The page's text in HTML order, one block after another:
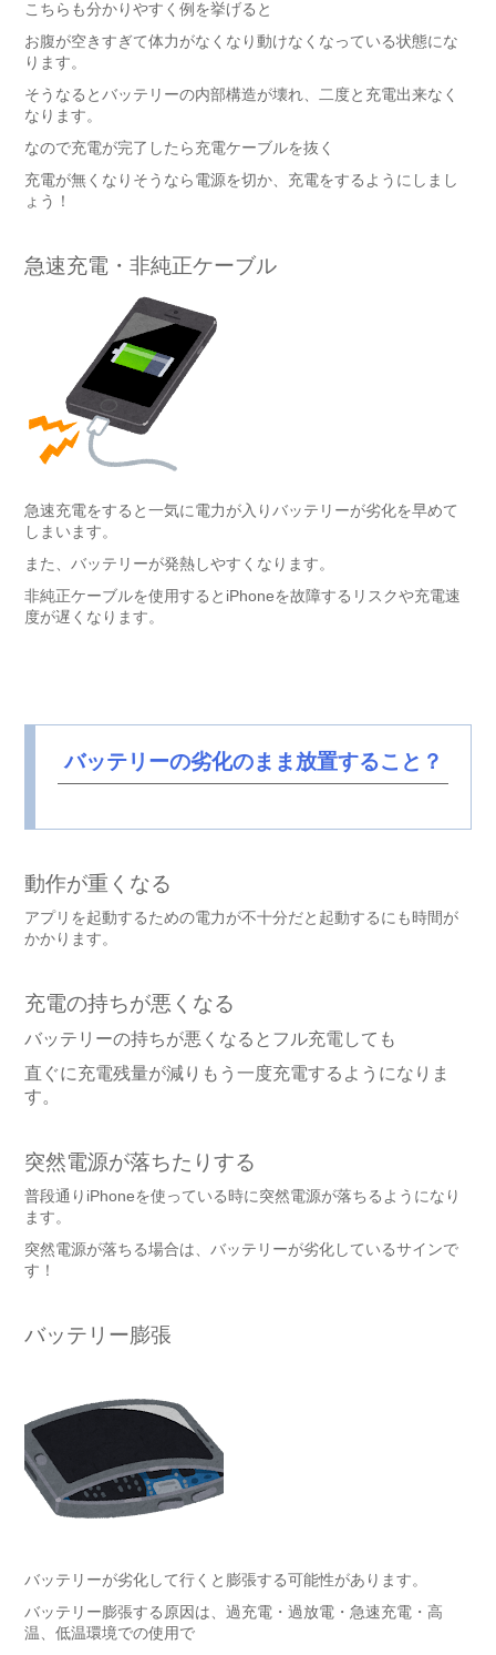
こちらも分かりやすく例を挙げると
お腹が空きすぎて体力がなくなり動けなくなっている状態にな
ります。
そうなるとバッテリーの内部構造が壊れ、二度と充電出来なく
なります。
なので充電が完了したら充電ケーブルを抜く
充電が無くなりそうなら電源を切か、充電をするようにしまし
ょう！
急速充電・非純正ケーブル
急速充電をすると一気に電力が入りバッテリーが劣化を早めて
しまいます。
また、バッテリーが発熱しやすくなります。
非純正ケーブルを使用するとiPhoneを故障するリスクや充電速
度が遅くなります。
バッテリーの劣化のまま放置すること？
動作が重くなる
アプリを起動するための電力が不十分だと起動するにも時間が
かかります。
充電の持ちが悪くなる
バッテリーの持ちが悪くなるとフル充電しても
直ぐに充電残量が減りもう一度充電するようになりま
す。
突然電源が落ちたりする
普段通りiPhoneを使っている時に突然電源が落ちるようになり
ます。
突然電源が落ちる場合は、バッテリーが劣化しているサインで
す！
バッテリー膨張
バッテリーが劣化して行くと膨張する可能性があります。
バッテリー膨張する原因は、過充電・過放電・急速充電・高
温、低温環境での使用で